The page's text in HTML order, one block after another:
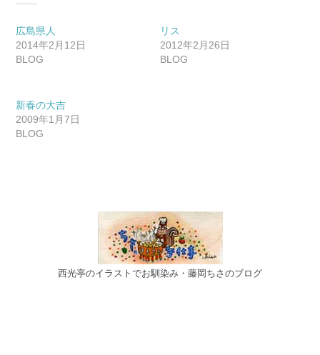
広島県人
2014年2月12日
BLOG
リス
2012年2月26日
BLOG
新春の大吉
2009年1月7日
BLOG
西光亭のイラストでお馴染み・藤岡ちさのブログ